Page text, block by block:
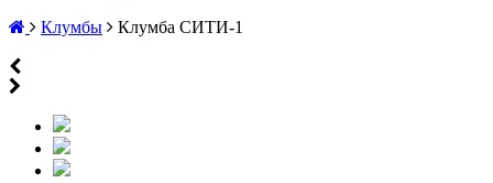
Клумбы
Клумба СИТИ-1